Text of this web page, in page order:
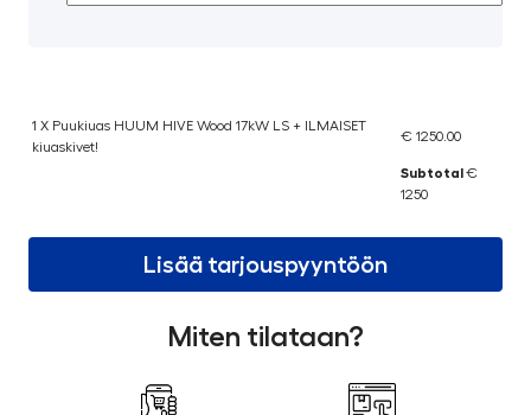
1 X Puukiuas HUUM HIVE Wood 17kW LS + ILMAISET
kiuaskivet!
€ 1250.00
Subtotal€
1250
Lisää tarjouspyyntöön
Miten tilataan?